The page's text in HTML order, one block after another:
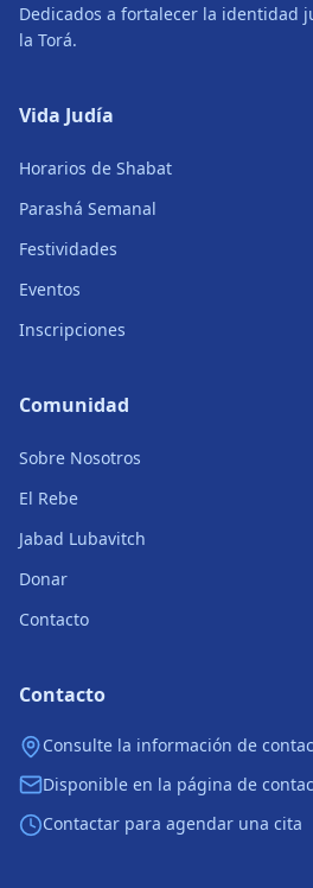
Dedicados a fortalecer la identidad
la Torá.
Vida Judía
Horarios de Shabat
Parashá Semanal
Festividades
Eventos
Inscripciones
Comunidad
Sobre Nosotros
El Rebe
Jabad Lubavitch
Donar
Contacto
Contacto
Consulte la información de
Disponible en la página de
Contactar para agendar una cita